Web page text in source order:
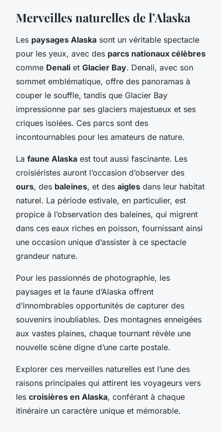
Merveilles naturelles de l’Alaska
Les paysages Alaska sont un véritable spectacle
pour les yeux, avec des parcs nationaux célèbres
comme Denali et Glacier Bay. Denali, avec son
sommet emblématique, offre des panoramas à
couper le souffle, tandis que Glacier Bay
impressionne par ses glaciers majestueux et ses
criques isolées. Ces parcs sont des
incontournables pour les amateurs de nature.
La faune Alaska est tout aussi fascinante. Les
croisiéristes auront l’occasion d’observer des
ours, des baleines, et des aigles dans leur habitat
naturel. La période estivale, en particulier, est
propice à l’observation des baleines, qui migrent
dans ces eaux riches en poisson, fournissant ainsi
une occasion unique d’assister à ce spectacle
grandeur nature.
Pour les passionnés de photographie, les
paysages et la faune d’Alaska offrent
d’innombrables opportunités de capturer des
souvenirs inoubliables. Des montagnes enneigées
aux vastes plaines, chaque tournant révèle une
nouvelle scène digne d’une carte postale.
Explorer ces merveilles naturelles est l’une des
raisons principales qui attirent les voyageurs vers
les croisières en Alaska, conférant à chaque
itinéraire un caractère unique et mémorable.